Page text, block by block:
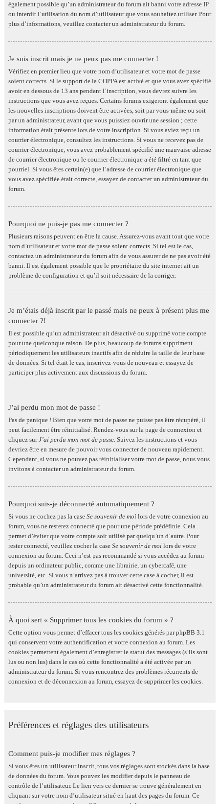
également possible qu’un administrateur du forum ait banni votre adresse IP
ou interdit l’utilisation du nom d’utilisateur que vous souhaitez utiliser. Pour
plus d’informations, veuillez contacter un administrateur du forum.
Je suis inscrit mais je ne peux pas me connecter !
Vérifiez en premier lieu que votre nom d’utilisateur et votre mot de passe
soient corrects. Si le support de la COPPA est activé et que vous avez spécifié
avoir en dessous de 13 ans pendant l’inscription, vous devrez suivre les
instructions que vous avez reçues. Certains forums exigeront également que
les nouvelles inscriptions doivent être activées, soit par vous-même ou soit
par un administrateur, avant que vous puissiez ouvrir une session ; cette
information était présente lors de votre inscription. Si vous aviez reçu un
courrier électronique, consultez les instructions. Si vous ne recevez pas de
courrier électronique, vous avez probablement spécifié une mauvaise adresse
de courrier électronique ou le courrier électronique a été filtré en tant que
pourriel. Si vous êtes certain(e) que l’adresse de courrier électronique que
vous avez spécifiée était correcte, essayez de contacter un administrateur du
forum.
Pourquoi ne puis-je pas me connecter ?
Plusieurs raisons peuvent en être la cause. Assurez-vous avant tout que votre
nom d’utilisateur et votre mot de passe soient corrects. Si tel est le cas,
contactez un administrateur du forum afin de vous assurer de ne pas avoir été
banni. Il est également possible que le propriétaire du site internet ait un
problème de configuration et qu’il soit nécessaire de la corriger.
Je m’étais déjà inscrit par le passé mais ne peux à présent plus me
connecter ?!
Il est possible qu’un administrateur ait désactivé ou supprimé votre compte
pour une quelconque raison. De plus, beaucoup de forums suppriment
périodiquement les utilisateurs inactifs afin de réduire la taille de leur base
de données. Si tel était le cas, inscrivez-vous de nouveau et essayez de
participer plus activement aux discussions du forum.
J’ai perdu mon mot de passe !
Pas de panique ! Bien que votre mot de passe ne puisse pas être récupéré, il
peut facilement être réinitialisé. Rendez-vous sur la page de connexion et
cliquez surJ’ai perdu mon mot de passe. Suivez les instructions et vous
devriez être en mesure de pouvoir vous connecter de nouveau rapidement.
Cependant, si vous ne pouvez pas réinitialiser votre mot de passe, nous vous
invitons à contacter un administrateur du forum.
Pourquoi suis-je déconnecté automatiquement ?
Si vous ne cochez pas la case Se souvenir de moi lors de votre connexion au
forum, vous ne resterez connecté que pour une période prédéfinie. Cela
permet d’éviter que votre compte soit utilisé par quelqu’un d’autre. Pour
rester connecté, veuillez cocher la case Se souvenir de moi lors de votre
connexion au forum. Ceci n’est pas recommandé si vous accédez au forum
depuis un ordinateur public, comme une librairie, un cybercafé, une
université, etc. Si vous n’arrivez pas à trouver cette case à cocher, il est
probable qu’un administrateur du forum ait désactivé cette fonctionnalité.
À quoi sert « Supprimer tous les cookies du forum » ?
Cette option vous permet d’effacer tous les cookies générés par phpBB 3.1
qui conservent votre authentification et votre connexion au forum. Les
cookies permettent également d’enregistrer le statut des messages (s’ils sont
lus ou non lus) dans le cas où cette fonctionnalité a été activée par un
administrateur du forum. Si vous rencontrez des problèmes récurrents de
connexion et de déconnexion au forum, essayez de supprimer les cookies.
Préférences et réglages des utilisateurs
Comment puis-je modifier mes réglages ?
Si vous êtes un utilisateur inscrit, tous vos réglages sont stockés dans la base
de données du forum. Vous pouvez les modifier depuis le panneau de
contrôle de l’utilisateur. Le lien vers ce dernier se trouve généralement en
cliquant sur votre nom d’utilisateur situé en haut des pages du forum. Ce